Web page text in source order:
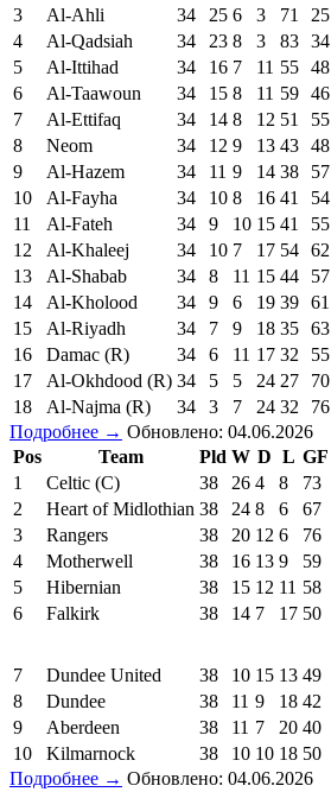
3
Al-Ahli 34 25 6 3 71 25
4
Al-Qadsiah 34 23 8 3 83 34
5
Al-Ittihad 34 16 7 11 55 48
6
Al-Taawoun 34 15 8 11 59 46
7
Al-Ettifaq 34 14 8 12 51 55
8
Neom 34 12 9 13 43 48
9
Al-Hazem 34 11 9 14 38 57
10
Al-Fayha 34 10 8 16 41 54
11
Al-Fateh 34 9 10 15 41 55
12
Al-Khaleej 34 10 7 17 54 62
13
Al-Shabab 34 8 11 15 44 57
14
Al-Kholood 34 9 6 19 39 61
15
Al-Riyadh 34 7 9 18 35 63
16
Damac (R) 34 6 11 17 32 55
17
Al-Okhdood (R) 34 5 5 24 27 70
18
Al-Najma (R) 34 3 7 24 32 76
Подробнее → Обновлено: 04.06.2026
Pos
Team Pld W D L GF
1
Celtic (C) 38 26 4 8 73
2
Heart of Midlothian 38 24 8 6 67
3
Rangers 38 20 12 6 76
4
Motherwell 38 16 13 9 59
5
Hibernian 38 15 12 11 58
6
Falkirk 38 14 7 17 50
7 Dundee United 38 10 15 13 49
8
Dundee 38 11 9 18 42
9
Aberdeen 38 11 7 20 40
10
Kilmarnock 38 10 10 18 50
Подробнее → Обновлено: 04.06.2026